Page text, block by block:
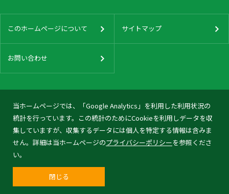
当ホームページでは、「Google Analytics」を利用した利用状況の
統計を行っています。この統計のためにCookieを利用しデータを収
集していますが、収集するデータには個人を特定する情報は含みま
せん。詳細は当ホームページのプライバシーポリシーを参照くださ
い。
閉じる
このホームページについて サイトマップ
お問い合わせ